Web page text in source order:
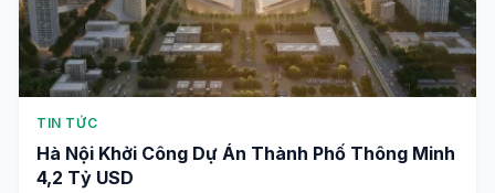
TIN TỨC
Hà Nội Khởi Công Dự Án Thành Phố Thông Minh
4,2 Tỷ USD